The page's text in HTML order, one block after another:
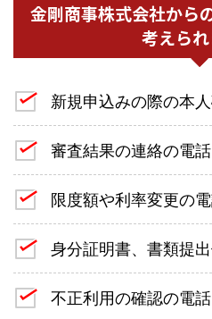
金剛商事株式会社から
考えられ
新規申込みの際の本
審査結果の連絡の電話
限度額や利率変更の
身分証明書、書類提
不正利用の確認の電話